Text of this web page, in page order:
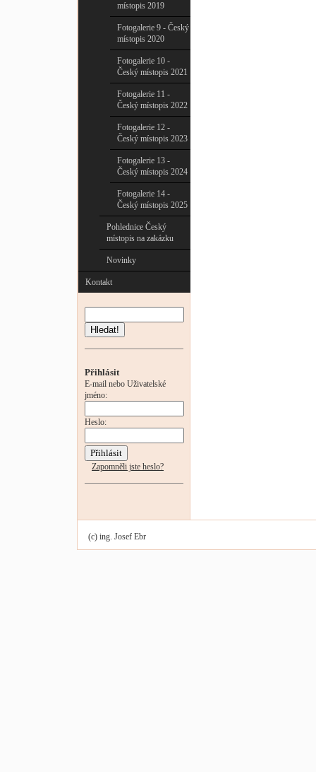
místopis 2019
Fotogalerie 9 - Český
místopis 2020
Fotogalerie 10 -
Český místopis 2021
Fotogalerie 11 -
Český místopis 2022
Fotogalerie 12 -
Český místopis 2023
Fotogalerie 13 -
Český místopis 2024
Fotogalerie 14 -
Český místopis 2025
Pohlednice Český
místopis na zakázku
Novinky
Kontakt
Hledat!
Přihlásit
E-mail nebo Uživatelské
jméno:
Heslo:
Zapomněli jste heslo?
(c) ing. Josef Ebr